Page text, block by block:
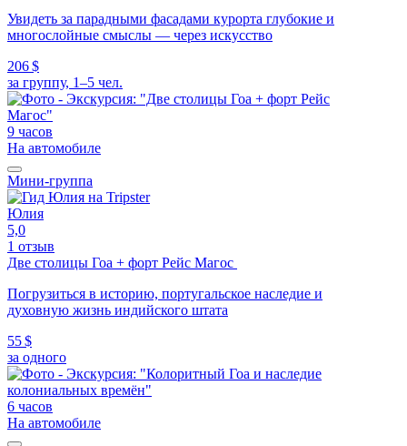
Увидеть за парадными фасадами курорта глубокие и
многослойные смыслы — через искусство
206 $
за группу, 1–5 чел.
9 часов
На автомобиле
Мини-группа
Юлия
5,0
1 отзыв
Две столицы Гоа + форт Рейс Магос
Погрузиться в историю, португальское наследие и
духовную жизнь индийского штата
55 $
за одного
6 часов
На автомобиле